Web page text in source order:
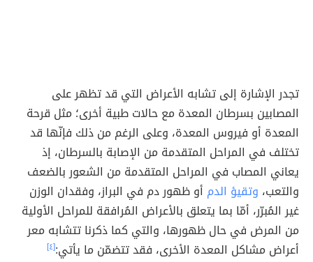
تجدر الإشارة إلى تشابه الأعراض التي قد تظهر على
المصابين بسرطان المعدة مع حالات طبية أخرى؛ مثل قرحة
المعدة أو فيروس المعدة، وعلى الرغم من ذلك فإنّها قد
تختلف في المراحل المتقدمة من الإصابة بالسرطان، إذ
يعاني المصاب في المراحل المتقدمة من الشعور بالضعف
والتعب، وتقيؤ الدم أو ظهور دم في البراز، وفقدان الوزن
غير المُبرّر، أمّا بما يتعلق بالأعراض المُرافقة للمراحل الأولية
من المرض في حال ظهورها، والتي كما ذكرنا تتشابه معر
أعراض مشاكل المعدة الأخرى، فقد تتضمّن ما يأتي:[٤]